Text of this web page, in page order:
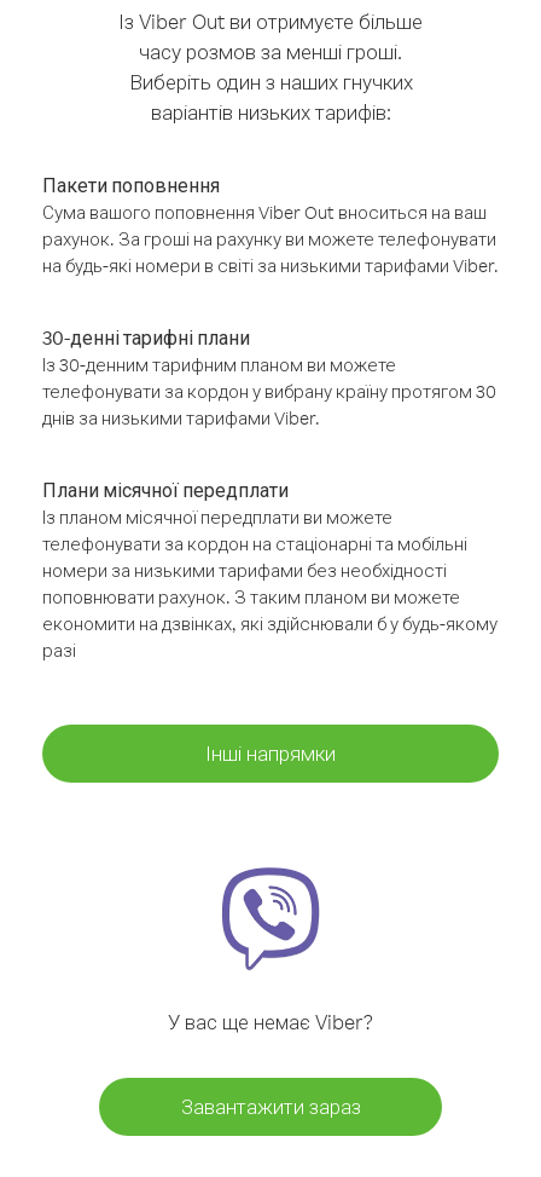
Із Viber Out ви отримуєте більше
часу розмов за менші гроші.
Виберіть один з наших гнучких
варіантів низьких тарифів:
Пакети поповнення
Сума вашого поповнення Viber Out вноситься на ваш
рахунок. За гроші на рахунку ви можете телефонувати
на будь-які номери в світі за низькими тарифами Viber.
30-денні тарифні плани
Із 30-денним тарифним планом ви можете
телефонувати за кордон у вибрану країну протягом 30
днів за низькими тарифами Viber.
Плани місячної передплати
Із планом місячної передплати ви можете
телефонувати за кордон на стаціонарні та мобільні
номери за низькими тарифами без необхідності
поповнювати рахунок. З таким планом ви можете
економити на дзвінках, які здійснювали б у будь-якому
разі
Інші напрямки
У вас ще немає Viber?
Завантажити зараз